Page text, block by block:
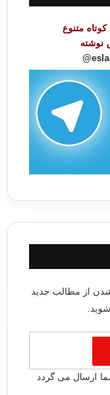
متنوع
شدن از مطالب جدید
ارسال می گردد